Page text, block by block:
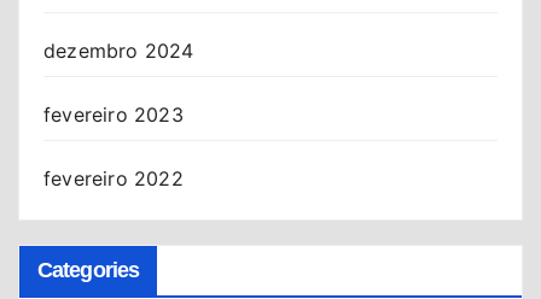
dezembro 2024
fevereiro 2023
fevereiro 2022
Categories